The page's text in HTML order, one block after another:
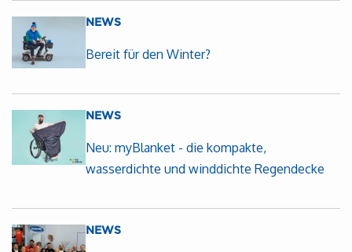
NEWS
Bereit für den Winter?
NEWS
Neu: myBlanket - die kompakte,
wasserdichte und winddichte Regendecke
NEWS